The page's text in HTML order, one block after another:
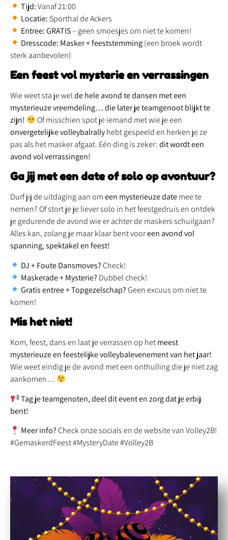
Tijd:Vanaf 21:00
Locatie: Sporthal de Ackers
Entree: GRATIS– geen smoesjes om niet te komen!
Dresscode: Masker + feeststemming(een broek wordt
sterk aanbevolen)
Een feest vol mysterie en verrassingen
Wie weet sta je welde hele avond te dansen met een
mysterieuze vreemdeling… die later je teamgenoot blijkt te
zijn!
Of misschien spot je iemand met wie je een
onvergetelijke volleybalrallyhebt gespeeld en herken je ze
pas als het masker afgaat. Eén ding is zeker:dit wordt een
avond vol verrassingen!
Ga jij met een date of solo op avontuur?
Durf jij de uitdaging aan omeen mysterieuze datemee te
nemen? Of stort je je liever solo in het feestgedruis en ontdek
je gedurende de avond wie er achter de maskers schuilgaan?
Alles kan, zolang je maar klaar bent vooreen avond vol
spanning, spektakel en feest!
DJ + Foute Dansmoves?Check!
Maskerade + Mysterie? Dubbel check!
Gratis entree + Topgezelschap?Geen excuus om niet te
komen!
Mis het niet!
Kom, feest, dans en laat je verrassen op hetmeest
mysterieuze en feestelijke volleybalevenement van het jaar!
Wie weet eindig je de avond met een onthulling die je niet zag
aankomen…
Tag je teamgenoten, deel dit event en zorg dat je erbij
bent!
Meer info?Check onze socials en de website van Volley2B!
#GemaskerdFeest #MysteryDate #Volley2B